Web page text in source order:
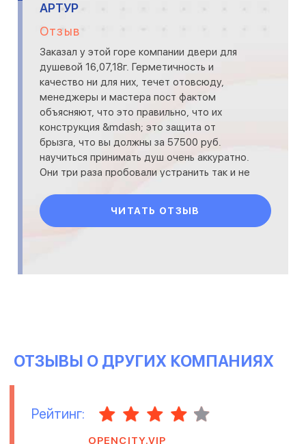
АРТУР
Отзыв
Заказал у этой горе компании двери для
душевой 16,07,18г. Герметичность и
качество ни для них, течет отовсюду,
менеджеры и мастера пост фактом
объясняют, что это правильно, что их
конструкция &mdash; это защита от
брызга, что вы должны за 57500 руб.
научиться принимать душ очень аккуратно.
Они три раза пробовали устранить так и не
ЧИТАТЬ ОТЗЫВ
ОТЗЫВЫ О ДРУГИХ КОМПАНИЯХ
Рейтинг:
OPENCITY.VIP